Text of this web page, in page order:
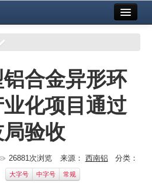
合金异形环
化项目通过
验收
26881次浏览 来源： 西南铝 分类：
大字号 中字号 常规